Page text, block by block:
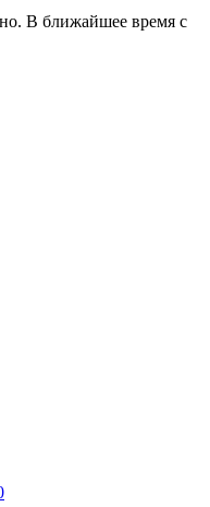
В ближайшее время с